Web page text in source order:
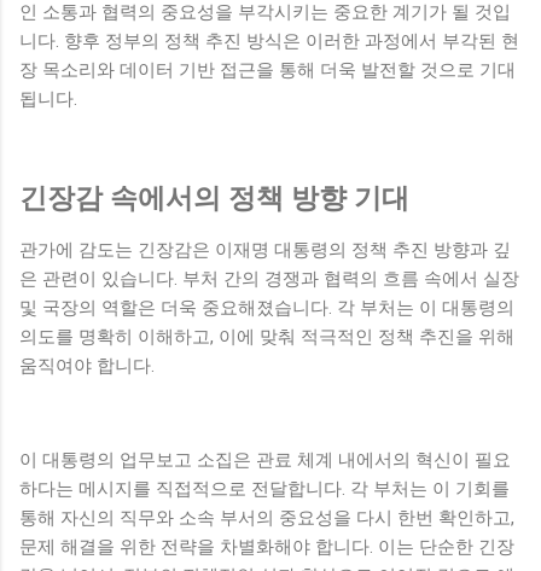
인 소통과 협력의 중요성을 부각시키는 중요한 계기가 될 것입
니다. 향후 정부의 정책 추진 방식은 이러한 과정에서 부각된 현
장 목소리와 데이터 기반 접근을 통해 더욱 발전할 것으로 기대
됩니다.
긴장감 속에서의 정책 방향 기대
관가에 감도는 긴장감은 이재명 대통령의 정책 추진 방향과 깊
은 관련이 있습니다. 부처 간의 경쟁과 협력의 흐름 속에서 실장
및 국장의 역할은 더욱 중요해졌습니다. 각 부처는 이 대통령의
의도를 명확히 이해하고, 이에 맞춰 적극적인 정책 추진을 위해
움직여야 합니다.
이 대통령의 업무보고 소집은 관료 체계 내에서의 혁신이 필요
하다는 메시지를 직접적으로 전달합니다. 각 부처는 이 기회를
통해 자신의 직무와 소속 부서의 중요성을 다시 한번 확인하고,
문제 해결을 위한 전략을 차별화해야 합니다. 이는 단순한 긴장